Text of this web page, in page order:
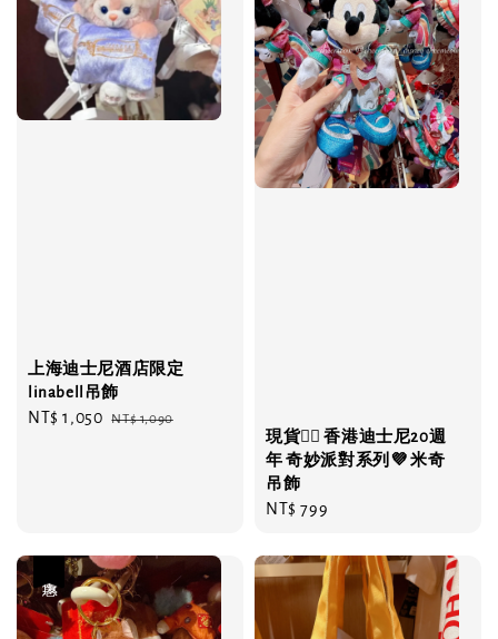
上海迪士尼酒店限定
linabell吊飾
Sale
NT$ 1,050 Regular
NT$ 1,090
現貨❤️‍🔥 香港迪士尼20週
年 奇妙派對系列💜 米奇
吊飾
Regular
NT$ 799